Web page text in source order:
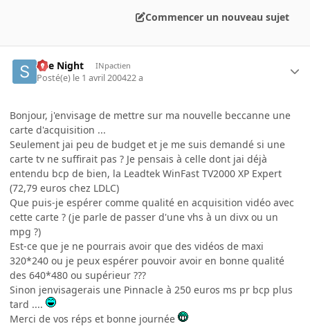
Commencer un nouveau sujet
She Night INpactien
Posté(e) le 1 avril 200422 a
Bonjour, j'envisage de mettre sur ma nouvelle beccanne une
carte d'acquisition ...
Seulement jai peu de budget et je me suis demandé si une
carte tv ne suffirait pas ? Je pensais à celle dont jai déjà
entendu bcp de bien, la Leadtek WinFast TV2000 XP Expert
(72,79 euros chez LDLC)
Que puis-je espérer comme qualité en acquisition vidéo avec
cette carte ? (je parle de passer d'une vhs à un divx ou un
mpg ?)
Est-ce que je ne pourrais avoir que des vidéos de maxi
320*240 ou je peux espérer pouvoir avoir en bonne qualité
des 640*480 ou supérieur ???
Sinon jenvisagerais une Pinnacle à 250 euros ms pr bcp plus
tard ....
Merci de vos réps et bonne journée